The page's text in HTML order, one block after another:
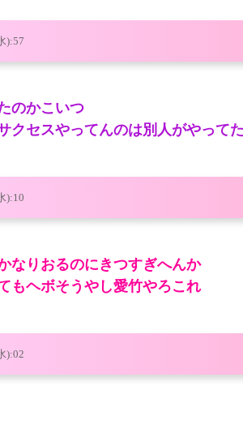
):57
のかこいつ
クセスやってんのは別人がやって
):10
なりおるのにきつすぎへんか
もヘボそうやし愛竹やろこれ
):02